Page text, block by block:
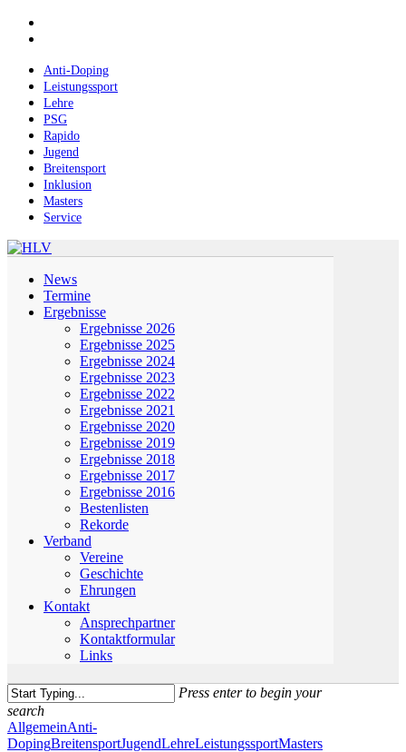
Skip
contentAnti-Doping
Leistungssport
Lehre
PSG
Rapido
Jugend
Breitensport
Inklusion
Masters
Service
News
Termine
Ergebnisse
Ergebnisse 2026
Ergebnisse 2025
Ergebnisse 2024
Ergebnisse 2023
Ergebnisse 2022
Ergebnisse 2021
Ergebnisse 2020
Ergebnisse 2019
Ergebnisse 2018
Ergebnisse 2017
Ergebnisse 2016
Bestenlisten
Rekorde
Verband
Vereine
Geschichte
Ehrungen
Kontakt
Ansprechpartner
Kontaktformular
Links
Press enter to begin your
search
Close
Search
AllgemeinAnti-
DopingBreitensportJugendLehreLeistungssportMasters